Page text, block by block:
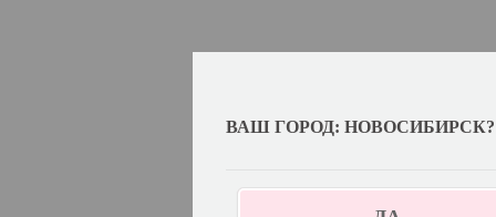
ВАШ ГОРОД: НОВОСИБИРСК?